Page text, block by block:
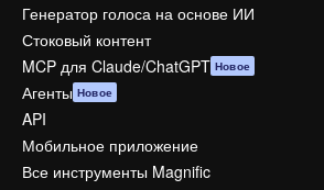
Генератор голоса на основе ИИ
Стоковый контент
MCP для Claude/ChatGPT Новое
Агенты Новое
API
Мобильное приложение
Все инструменты Magnific